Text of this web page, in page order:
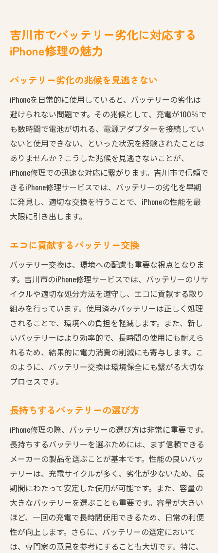
吉川市でバッテリー劣化に対応する
iPhone修理の魅力
バッテリー劣化の兆候を見逃さない
iPhoneを日常的に使用していると、バッテリーの劣化は
避けられない問題です。その兆候として、充電が100％で
も数時間で電池が切れる、電源アダプターを接続してい
ないと使用できない、といった状況を経験されたことは
ありませんか？こうした兆候を見逃さないことが、
iPhone修理での迅速な対応に繋がります。吉川市で信頼で
きるiPhone修理サービスでは、バッテリーの劣化を早期
に発見し、適切な交換を行うことで、iPhoneの性能を最
大限に引き出します。
エコに貢献するバッテリー交換
バッテリー交換は、環境への配慮も重要な視点となりま
す。吉川市のiPhone修理サービスでは、バッテリーのリサ
イクルや適切な処分方法を遵守し、エコに貢献する取り
組みを行っています。使用済みバッテリーは正しく処理
されることで、環境への負担を軽減します。また、新し
いバッテリーはより効率的で、長時間の使用にも耐えら
れるため、結果的に電力消費の削減にも寄与します。こ
のように、バッテリー交換は環境保全にも繋がる大切な
プロセスです。
長持ちするバッテリーの選び方
iPhone修理の際、バッテリーの選び方は非常に重要です。
長持ちするバッテリーを選ぶためには、まず信頼できる
メーカーの製品を選ぶことが基本です。性能の良いバッ
テリーは、充電サイクルが多く、劣化が少ないため、長
期間にわたって安定した使用が可能です。また、容量の
大きなバッテリーを選ぶことも重要です。容量が大きい
ほど、一回の充電で長時間使用できるため、日常の利便
性が向上します。さらに、バッテリーの選定において
は、専門家の意見を参考にすることも大切です。特に、